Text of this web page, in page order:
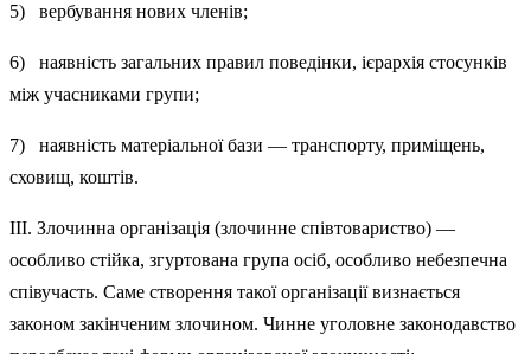
5) вербування нових членів;
6) наявність загальних правил поведінки, ієрархія стосун­ків
між учасниками групи;
7) наявність матеріальної бази — транспорту, приміщень,
сховищ, коштів.
ІІІ. Злочинна організація (злочинне співтовариство) —
особливо стійка, згуртована група осіб, особливо небезпечна
співучасть. Саме створення такої організації визнається
законом закінченим злочином. Чинне уголовне законодавство